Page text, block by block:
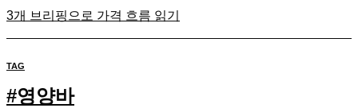
3개 브리핑으로 가격 흐름 읽기
TAG
#영양바